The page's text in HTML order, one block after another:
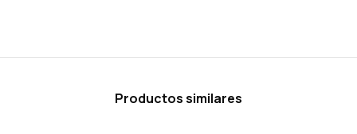
Productos similares